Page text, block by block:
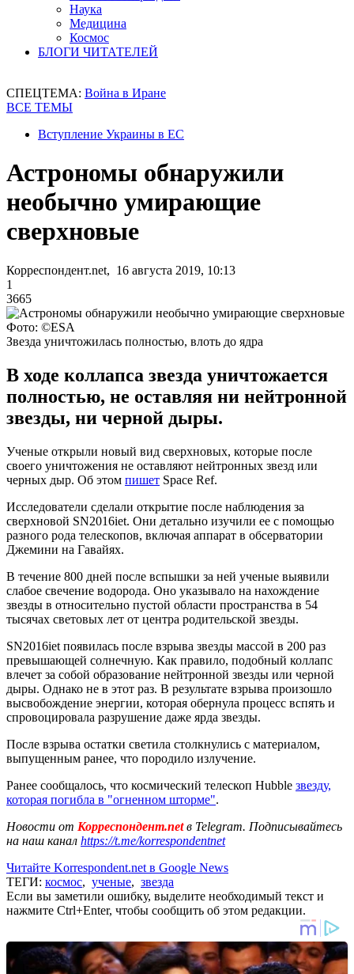
Наука
Медицина
Космос
БЛОГИ ЧИТАТЕЛЕЙ
СПЕЦТЕМА: Война в Иране
ВСЕ ТЕМЫ
Вступление Украины в ЕС
Астрономы обнаружили
необычно умирающие
сверхновые
Корреспондент.net, 16 августа 2019, 10:13
1
3665
Фото: ©ESA
Звезда уничтожилась полностью, влоть до ядра
В ходе коллапса звезда уничтожается
полностью, не оставляя ни нейтронной
звезды, ни черной дыры.
Ученые открыли новый вид сверхновых, которые после
своего уничтожения не оставляют нейтронных звезд или
черных дыр. Об этом пишет Space Ref.
Исследователи сделали открытие после наблюдения за
сверхновой SN2016iet. Они детально изучили ее с помощью
разного рода телескопов, включая аппарат в обсерватории
Джемини на Гавайях.
В течение 800 дней после вспышки за ней ученые выявили
слабое свечение водорода. Оно указывало на нахождение
звезды в относительно пустой области пространства в 54
тысячах световых лет от центра родительской звезды.
SN2016iet появилась после взрыва звезды массой в 200 раз
превышающей солнечную. Как правило, подобный коллапс
влечет за собой образование нейтронной звезды или черной
дыры. Однако не в этот раз. В результате взрыва произошло
высвобождение энергии, которая обернула процесс вспять и
спровоцировала разрушение даже ярда звезды.
После взрыва остатки светила столкнулись с материалом,
выпущенным ранее, что породило излучение.
Ранее сообщалось, что космический телескоп Hubble звезду,
которая погибла в "огненном шторме".
Новости от Корреспондент.netв Telegram. Подписывайтесь
на наш канал https://t.me/korrespondentnet
Читайте Korrespondent.net в Google News
ТЕГИ: космос, ученые, звезда
Если вы заметили ошибку, выделите необходимый текст и
нажмите Ctrl+Enter, чтобы сообщить об этом редакции.